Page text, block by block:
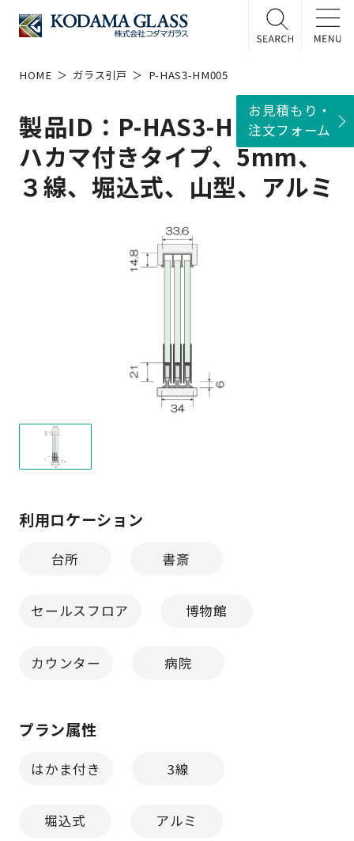
HOME ガラス引戸 P-HAS3-HM005
製品ID：P-HAS3-HM005
ハカマ付きタイプ、5mm、
３線、堀込式、山型、アルミ
利用ロケーション
台所 書斎
セールスフロア 博物館
カウンター 病院
プラン属性
はかま付き 3線
堀込式 アルミ
お見積もり・
注文フォーム